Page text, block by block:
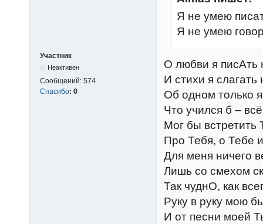
Участник
Неактивен
Сообщений: 574
Спасибо: 0
Я не умею
Я не умею
О любви я писАть
И стихи я слагать
Об одном только
Что учился б –
Мог бы встретить
Про Тебя, о Тебе
Для меня ничего
Лишь со смехом
Так чуднО, как
Руку в руку мою
И от песни моей